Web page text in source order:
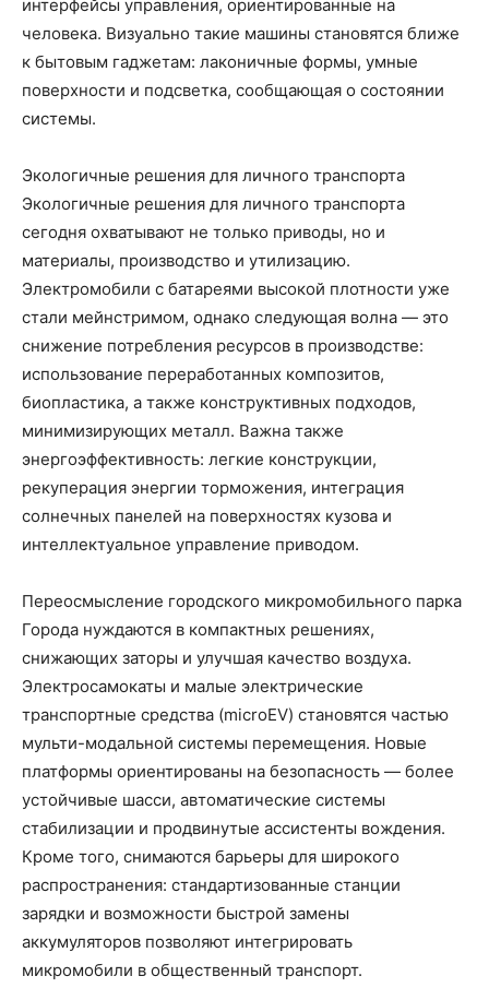
интерфейсы управления, ориентированные на
человека. Визуально такие машины становятся ближе
к бытовым гаджетам: лаконичные формы, умные
поверхности и подсветка, сообщающая о состоянии
системы.
Экологичные решения для личного транспорта
Экологичные решения для личного транспорта
сегодня охватывают не только приводы, но и
материалы, производство и утилизацию.
Электромобили с батареями высокой плотности уже
стали мейнстримом, однако следующая волна — это
снижение потребления ресурсов в производстве:
использование переработанных композитов,
биопластика, а также конструктивных подходов,
минимизирующих металл. Важна также
энергоэффективность: легкие конструкции,
рекуперация энергии торможения, интеграция
солнечных панелей на поверхностях кузова и
интеллектуальное управление приводом.
Переосмысление городского микромобильного парка
Города нуждаются в компактных решениях,
снижающих заторы и улучшая качество воздуха.
Электросамокаты и малые электрические
транспортные средства (microEV) становятся частью
мульти-модальной системы перемещения. Новые
платформы ориентированы на безопасность — более
устойчивые шасси, автоматические системы
стабилизации и продвинутые ассистенты вождения.
Кроме того, снимаются барьеры для широкого
распространения: стандартизованные станции
зарядки и возможности быстрой замены
аккумуляторов позволяют интегрировать
микромобили в общественный транспорт.